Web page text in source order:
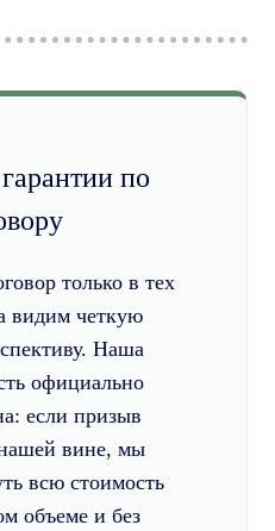
по
только в тех
видим четкую
Наша
официально
если призыв
вине, мы
всю стоимость
объеме и без